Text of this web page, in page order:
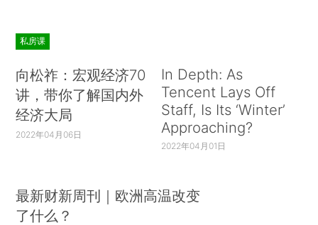
私房课
向松祚：宏观经济70
讲，带你了解国内外
经济大局
2022年04月06日
In Depth: As
Tencent Lays Off
Staff, Is Its ‘Winter’
Approaching?
2022年04月01日
最新财新周刊｜欧洲高温改变
了什么？